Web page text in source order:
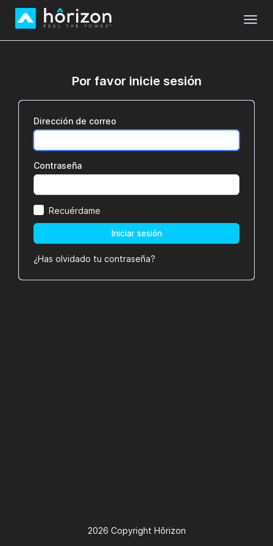
Por favor inicie sesión
Dirección de correo
Contraseña
Recuérdame
Iniciar sesión
¿Has olvidado tu contraseña?
2026 Copyright Hôrizon